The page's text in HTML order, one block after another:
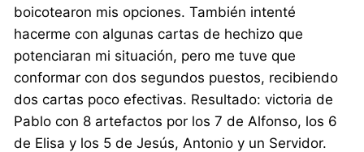
boicotearon mis opciones. También intenté
hacerme con algunas cartas de hechizo que
potenciaran mi situación, pero me tuve que
conformar con dos segundos puestos, recibiendo
dos cartas poco efectivas. Resultado: victoria de
Pablo con 8 artefactos por los 7 de Alfonso, los 6
de Elisa y los 5 de Jesús, Antonio y un Servidor.